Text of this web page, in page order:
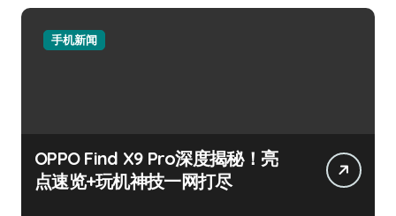
手机新闻
OPPO Find X9 Pro深度揭秘！亮
点速览+玩机神技一网打尽